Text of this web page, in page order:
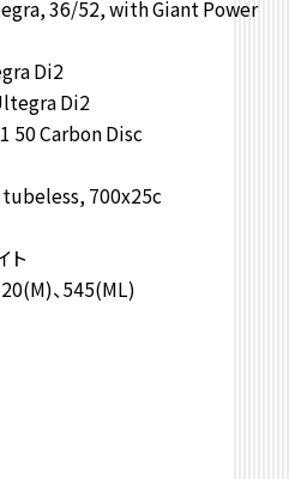
36/52, with Giant Power
Di2
Di2
50 Carbon Disc
tubeless, 700x25c
ト
、545(ML)